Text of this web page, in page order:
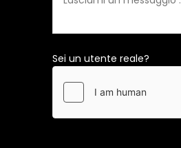
Sei un utente reale?